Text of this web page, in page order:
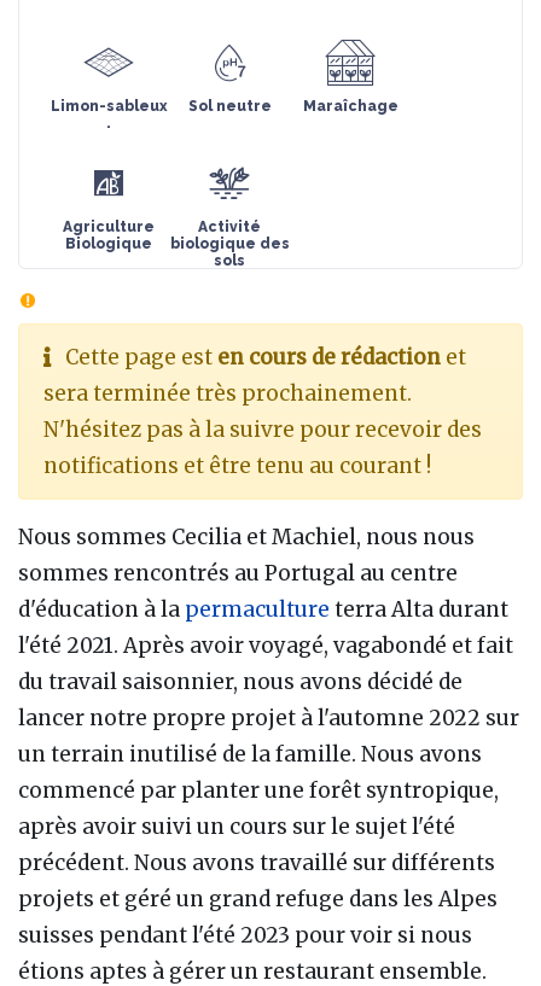
Limon-sableux
.
Sol neutre Maraîchage
Agriculture
Biologique
Activité
biologique des
sols
Cette page est en cours de rédaction et
sera terminée très prochainement.
N'hésitez pas à la suivre pour recevoir des
notifications et être tenu au courant !
Nous sommes Cecilia et Machiel, nous nous
sommes rencontrés au Portugal au centre
d'éducation à la permaculture terra Alta durant
l'été 2021. Après avoir voyagé, vagabondé et fait
du travail saisonnier, nous avons décidé de
lancer notre propre projet à l'automne 2022 sur
un terrain inutilisé de la famille. Nous avons
commencé par planter une forêt syntropique,
après avoir suivi un cours sur le sujet l'été
précédent. Nous avons travaillé sur différents
projets et géré un grand refuge dans les Alpes
suisses pendant l'été 2023 pour voir si nous
étions aptes à gérer un restaurant ensemble.